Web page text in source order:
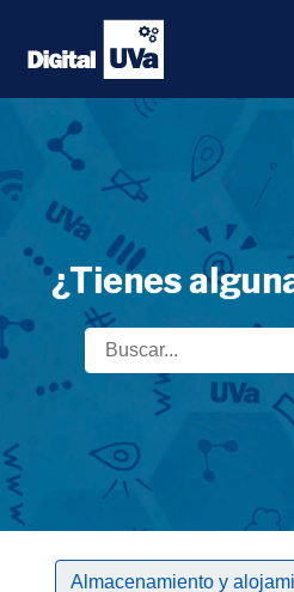
Saltar
contenido
¿Tienes
Almacenamiento y